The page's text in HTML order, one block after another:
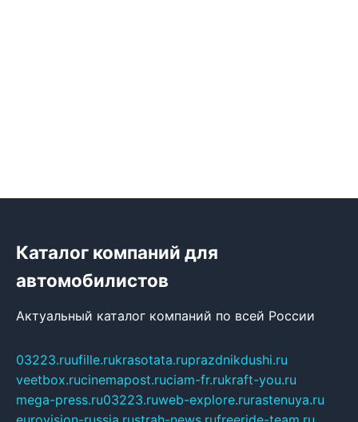
Каталог компаний для
автомобилистов
Актуальный каталог компаний по всей России
03223.ruufille.rukrasotata.ruprazdnikdushi.ru
veetbox.rucinemapost.ruciam-fr.rukraft-you.ru
mega-press.ru03223.ruweb-explore.rurastenuya.ru